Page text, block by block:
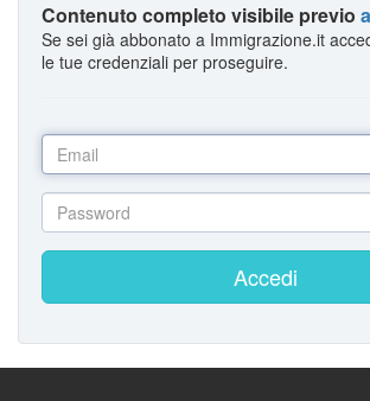
Contenuto completo visibile previo
Se sei già abbonato a Immigrazione.it
le tue credenziali per proseguire.
Accedi